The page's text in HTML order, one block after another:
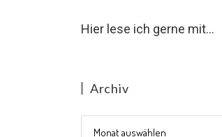
Hier lese ich gerne mit...
Archiv
Archiv